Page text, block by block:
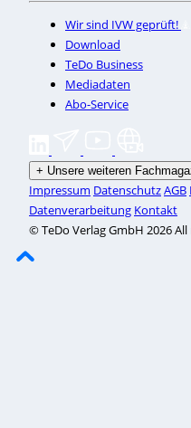
Wir sind IVW geprüft!
Download
TeDo Business
Mediadaten
Abo-Service
+ Unsere weiteren
Impressum DatenschutzAGB
Datenverarbeitung Kontakt
© TeDo Verlag GmbH 2026